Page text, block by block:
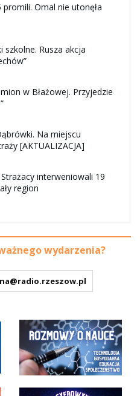
Omal nie utonęła
szkolne. Rusza akcja
w Błażowej. Przyjedzie
Na miejscu
[AKTUALIZACJA]
interweniowali 19
region
wydarzenia?